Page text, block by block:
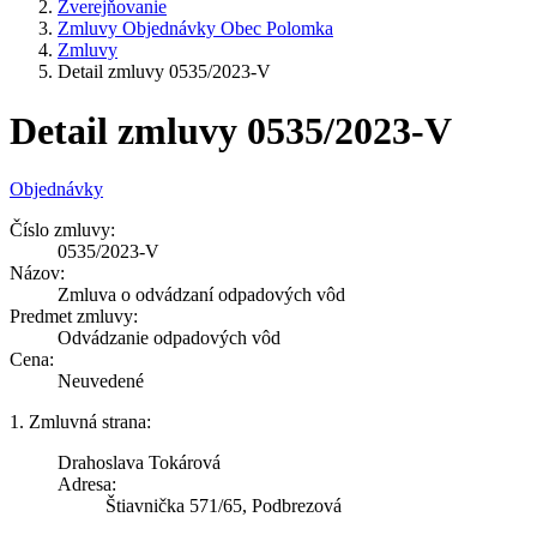
Zverejňovanie
Zmluvy Objednávky Obec Polomka
Zmluvy
Detail zmluvy 0535/2023-V
Detail zmluvy 0535/2023-V
Objednávky
Číslo zmluvy:
0535/2023-V
Názov:
Zmluva o odvádzaní odpadových vôd
Predmet zmluvy:
Odvádzanie odpadových vôd
Cena:
Neuvedené
1. Zmluvná strana:
Drahoslava Tokárová
Adresa:
Štiavnička 571/65, Podbrezová